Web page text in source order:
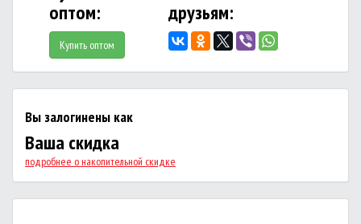
оптом:
Купить оптом
друзьям:
Вы залогинены как
Ваша скидка
подробнее о накопительной скидке